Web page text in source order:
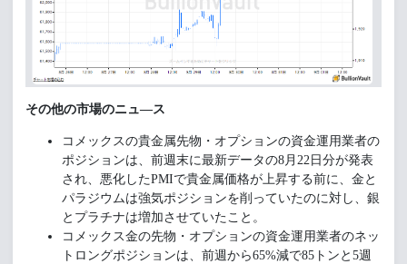
その他の市場のニュ―ス
コメックスの貴金属先物・オプションの資金運用業者の
ポジションは、前週末に最新データの8月22日分が発表
され、悪化したPMIで貴金属価格が上昇する前に、金と
パラジウムは強気ポジションを削っていたのに対し、銀
とプラチナは増加させていたこと。
コメックス金の先物・オプションの資金運用業者のネッ
トロングポジションは、前週から65%減で85トンと5週